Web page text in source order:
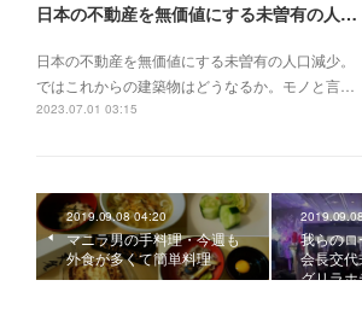
日本の不動産を無価値にする未曽有の人口減少。ではこれからの建築物はどうなるか。
日本の不動産を無価値にする未曽有の人口減少。
ではこれからの建築物はどうなるか。モノと言…
2023.07.01 03:15
2019.09.08 04:20
マニラ男の手料理・今週も
外食が多くて簡単料理
我らの
会長交
グリラ